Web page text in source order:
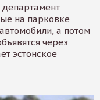
на парковке
а потом
через
эстонское